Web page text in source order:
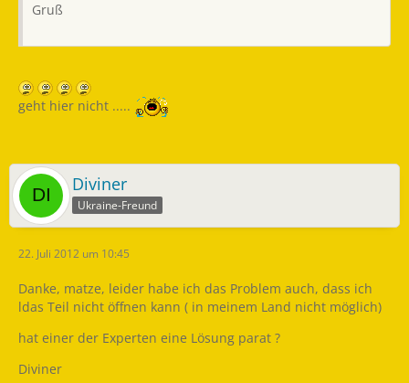
Gruß
geht hier nicht .....
Diviner
Ukraine-Freund
22. Juli 2012 um 10:45
Danke, matze, leider habe ich das Problem auch, dass ich
ldas Teil nicht öffnen kann ( in meinem Land nicht möglich)
hat einer der Experten eine Lösung parat ?
Diviner